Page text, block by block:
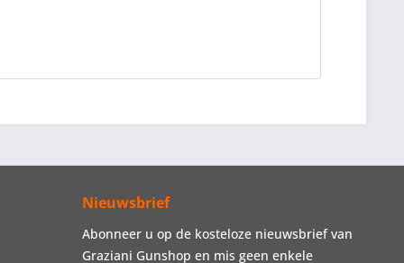
Nieuwsbrief
Abonneer u op de kosteloze nieuwsbrief van
Graziani Gunshop en mis geen enkele